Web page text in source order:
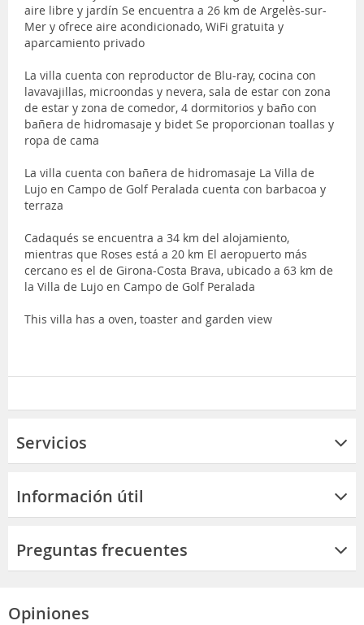
aire libre y jardín Se encuentra a 26 km de Argelès-sur-
Mer y ofrece aire acondicionado, WiFi gratuita y
aparcamiento privado
La villa cuenta con reproductor de Blu-ray, cocina con
lavavajillas, microondas y nevera, sala de estar con zona
de estar y zona de comedor, 4 dormitorios y baño con
bañera de hidromasaje y bidet Se proporcionan toallas y
ropa de cama
La villa cuenta con bañera de hidromasaje La Villa de
Lujo en Campo de Golf Peralada cuenta con barbacoa y
terraza
Cadaqués se encuentra a 34 km del alojamiento,
mientras que Roses está a 20 km El aeropuerto más
cercano es el de Girona-Costa Brava, ubicado a 63 km de
la Villa de Lujo en Campo de Golf Peralada
This villa has a oven, toaster and garden view
Servicios
Información útil
Preguntas frecuentes
Opiniones